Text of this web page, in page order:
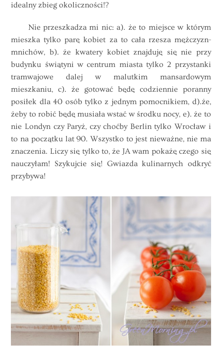
idealny zbieg okoliczności!?
Nie przeszkadza mi nic: a). że to miejsce w którym
mieszka tylko parę kobiet za to cała rzesza mężczyzn-
mnichów, b). że kwatery kobiet znajduję się nie przy
budynku świątyni w centrum miasta tylko 2 przystanki
tramwajowe dalej w malutkim mansardowym
mieszkaniu, c). że gotować będę codziennie poranny
posiłek dla 40 osób tylko z jednym pomocnikiem, d).że,
żeby to robić będę musiała wstać w środku nocy, e). że to
nie Londyn czy Paryż, czy choćby Berlin tylko Wrocław i
to na początku lat 90. Wszystko to jest nieważne, nie ma
znaczenia. Liczy się tylko to, że JA wam pokażę czego się
nauczyłam! Szykujcie się! Gwiazda kulinarnych odkryć
przybywa!